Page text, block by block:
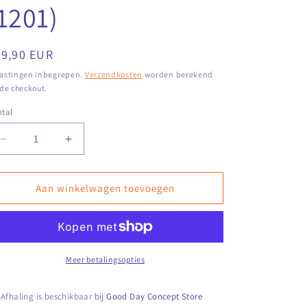
EUR
inbegrepen. Verzendkosten worden berekend
checkout.
Aantal
verlagen
voor
Bloempot
Milo
&amp;
Aantal
verhogen
voor
Bloempot
Milo
Sweet
&amp;
Suave
Aan winkelwagen toevoegen
Meer betalingsopties
Afhaling is beschikbaar bijGood Day Concept Store